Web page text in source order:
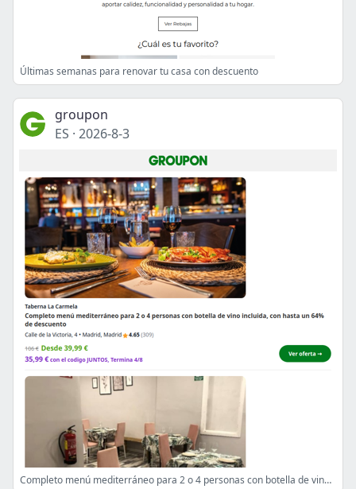
Últimas semanas para renovar tu casa con descuento
groupon
ES · 2026-8-3
Completo menú mediterráneo para 2 o 4 personas con botella de vino incluida, con hasta un 64% de descuento